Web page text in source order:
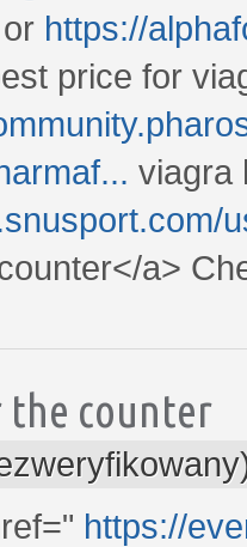
https://
price for
viagra
a>
the counter
https://